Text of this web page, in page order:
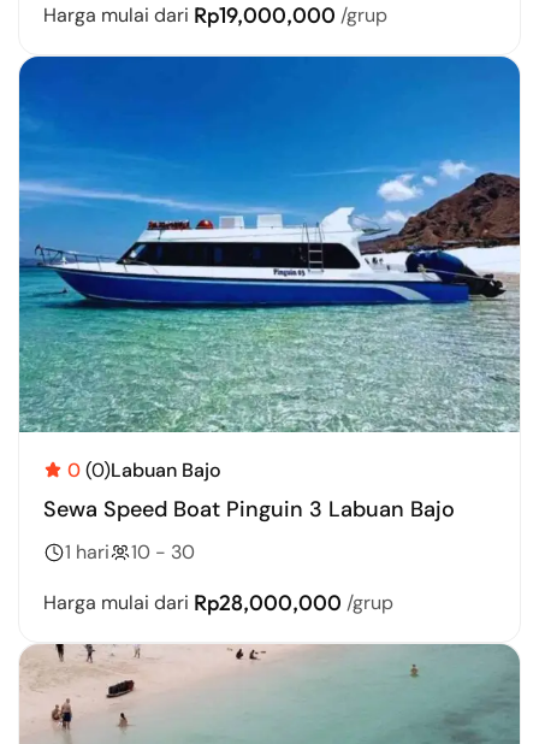
Harga mulai dari Rp19,000,000 /grup
0(0)Labuan Bajo
Sewa Speed Boat Pinguin 3 Labuan Bajo
1 hari
10 - 30
Harga mulai dari Rp28,000,000 /grup